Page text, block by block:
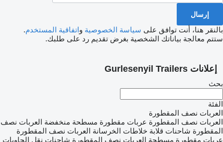
بالنقر هنا، أنت توافق على سياسة الخصوصية واتفاقية المستخدم.
ستتم معالجة بياناتك الشخصية بغرض تقديم رد على طلبك.
إعلانات Gurlesenyil Trailers
بحث
الفئة
العربات نصف المقطورة
العربات نصف المقطورة عربات مقطورة مسطحة منخفضة العربات نصف
المقطورة شاحنات قلابة خلاطات الخرسانة العربات نصف المقطورة
عربات مقطورة مسطحة العربات نصف المقطورة شاحنات نقل الحاويات